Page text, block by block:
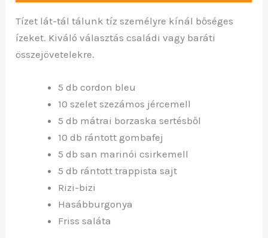
Tízet lát-tál tálunk tíz személyre kínál bőséges
ízeket. Kiváló választás családi vagy baráti
összejövetelekre.
5 db cordon bleu
10 szelet szezámos jércemell
5 db mátrai borzaska sertésből
10 db rántott gombafej
5 db san marinói csirkemell
5 db rántott trappista sajt
Rizi-bizi
Hasábburgonya
Friss saláta